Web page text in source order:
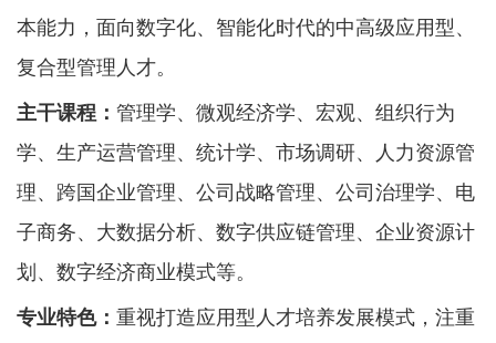
本能力，面向数字化、智能化时代的中高级应用型、
复合型管理人才。
主干课程： 管理学、微观经济学、宏观、组织行为
学、生产运营管理、统计学、市场调研、人力资源管
理、跨国企业管理、公司战略管理、公司治理学、电
子商务、大数据分析、数字供应链管理、企业资源计
划、数字经济商业模式等。
专业特色： 重视打造应用型人才培养发展模式，注重